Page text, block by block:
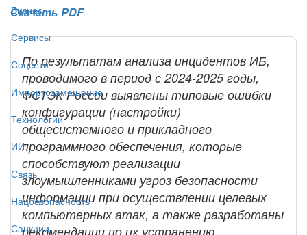
Бизнес
Сервисы
Соцсети
Импортозамещение
Технологии
ИИ
Связь
Нацбезопасность
Санкции
Скачать PDF
По результатам анализа инцидентов ИБ,
проводимого в период с 2024-2025 годы,
ФСТЭК России выявлены типовые ошибки
конфигурации (настройки)
общесистемного и прикладного
программного обеспечения, которые
способствуют реализации
злоумышленниками угроз безопасности
информации при осуществлении целевых
компьютерных атак, а также разработаны
рекомендации по их устранению.